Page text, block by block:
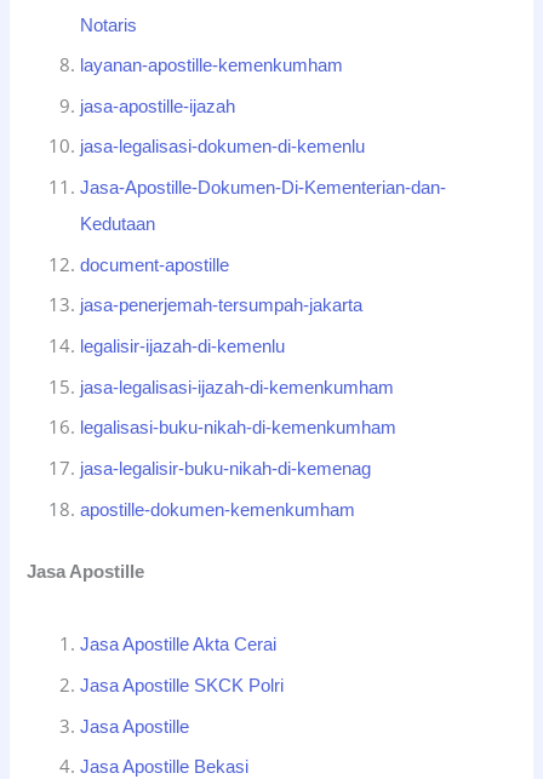
Notaris
layanan-apostille-kemenkumham
jasa-apostille-ijazah
jasa-legalisasi-dokumen-di-kemenlu
Jasa-Apostille-Dokumen-Di-Kementerian-dan-
Kedutaan
document-apostille
jasa-penerjemah-tersumpah-jakarta
legalisir-ijazah-di-kemenlu
jasa-legalisasi-ijazah-di-kemenkumham
legalisasi-buku-nikah-di-kemenkumham
jasa-legalisir-buku-nikah-di-kemenag
apostille-dokumen-kemenkumham
Jasa Apostille
Jasa Apostille Akta Cerai
Jasa Apostille SKCK Polri
Jasa Apostille
Jasa Apostille Bekasi